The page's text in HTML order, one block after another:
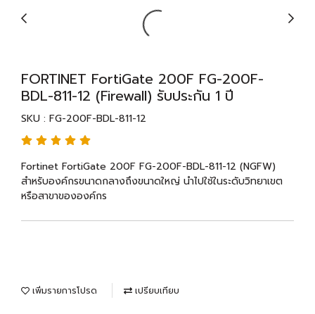
FORTINET FortiGate 200F FG-200F-
BDL-811-12 (Firewall) รับประกัน 1 ปี
SKU : FG-200F-BDL-811-12
Fortinet FortiGate 200F FG-200F-BDL-811-12 (NGFW)
สำหรับองค์กรขนาดกลางถึงขนาดใหญ่ นำไปใช้ในระดับวิทยาเขต
หรือสาขาขององค์กร
เพิ่มรายการโปรด เปรียบเทียบ